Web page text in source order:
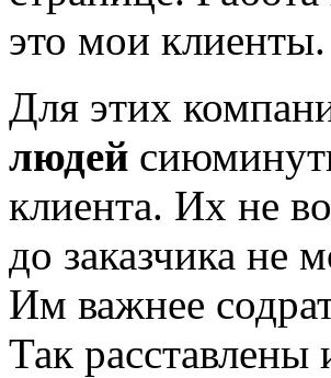
это мои клиенты.
Для этих
людей
клиента. Их не
до заказчика не
Им важнее
Так